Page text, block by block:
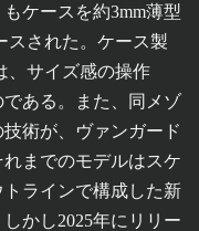
ケースを約3mm薄型
スされた。ケース製
、サイズ感の操作
ある。また、同メゾ
術が、ヴァンガード
までのモデルはスケ
ラインで構成した新
かし2025年にリリー